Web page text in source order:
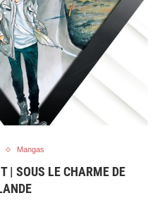
Mangas
| SOUS LE CHARME DE